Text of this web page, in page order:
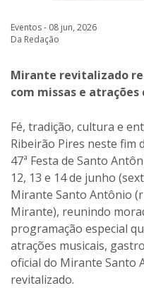
Eventos - 08 jun, 2026
Da Redação
Mirante revitalizado
com missas e
Fé, tradição, cultura e
Ribeirão Pires neste fim
47ª Festa de Santo
12, 13 e 14 de junho
Mirante Santo Antônio
Mirante), reunindo
programação especial
atrações musicais,
oficial do Mirante Santo
revitalizado.